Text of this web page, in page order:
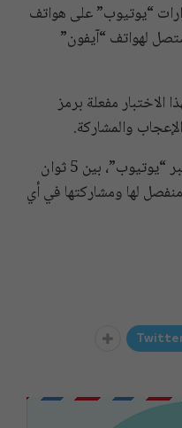
“يوتيوب” على هواتف
لهواتف “آيفون”
الاختبار مفعلة برمز
والمشاركة.
وستكون مدة الفيديوهات القصيرة عبر “يوتيوب”، بين 5 ثوان
منفصل لها ومشاركتها في أي